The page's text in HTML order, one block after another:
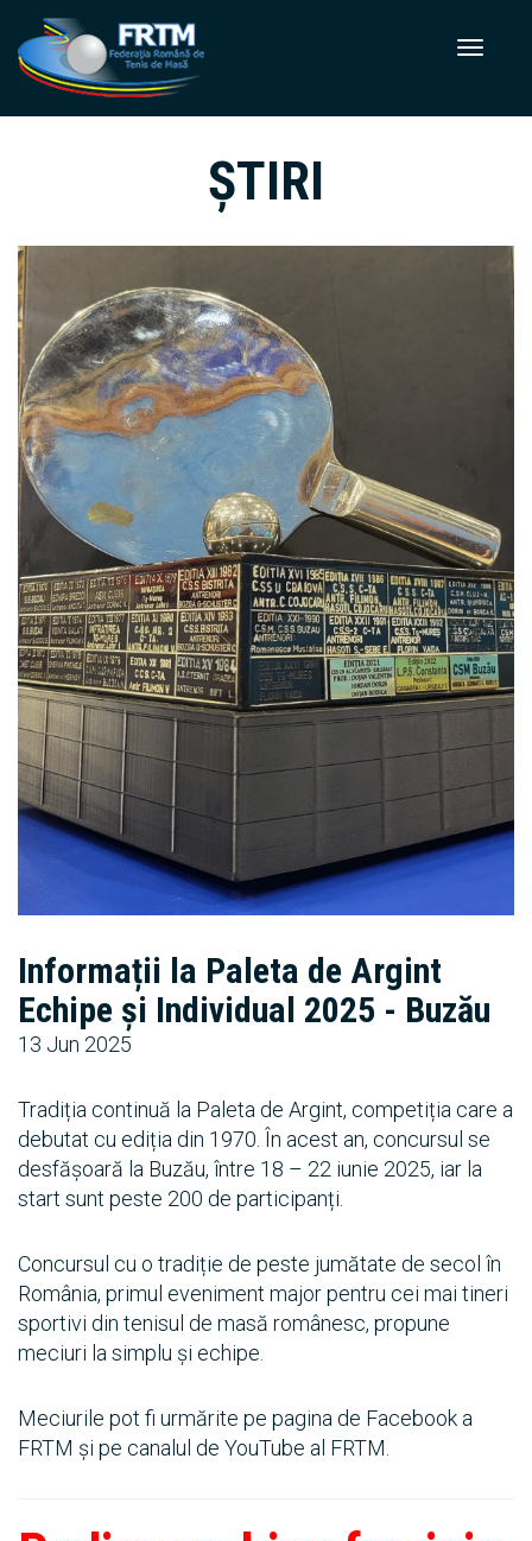
ȘTIRI
Informații la Paleta de Argint
Echipe și Individual 2025 - Buzău
13 Jun 2025
Tradiția continuă la Paleta de Argint, competiția care a
debutat cu ediția din 1970. În acest an, concursul se
desfășoară la Buzău, între 18 – 22 iunie 2025, iar la
start sunt peste 200 de participanți.
Concursul cu o tradiție de peste jumătate de secol în
România, primul eveniment major pentru cei mai tineri
sportivi din tenisul de masă românesc, propune
meciuri la simplu și echipe.
Meciurile pot fi urmărite pe pagina de Facebook a
FRTM și pe canalul de YouTube al FRTM.